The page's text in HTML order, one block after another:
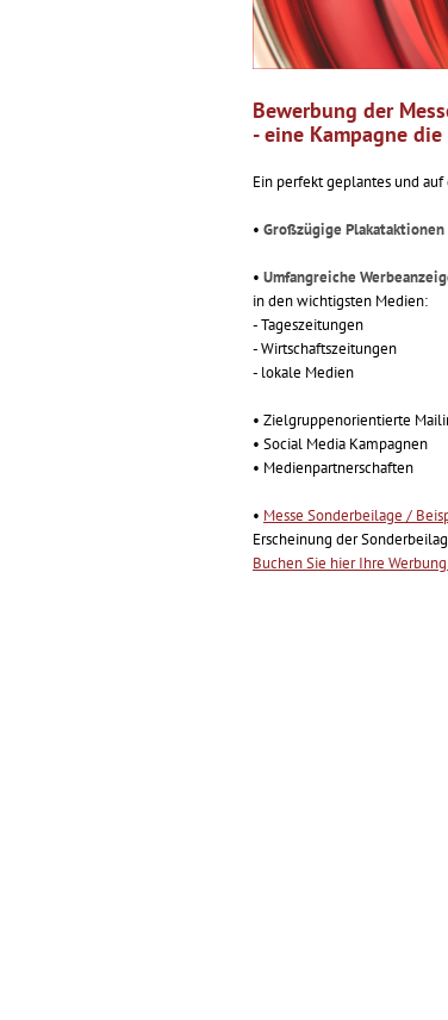
Bewerbung der
- eine Kampagne
Ein perfekt geplantes und
• Großzügige Plakataktionen
• Umfangreiche
in den wichtigsten Medien:
- Tageszeitungen
- Wirtschaftszeitungen
- lokale Medien
• Zielgruppenorientierte
• Social Media Kampagnen
• Medienpartnerschaften
• Messe Sonderbeilage /
Erscheinung der
Buchen Sie hier Ihre